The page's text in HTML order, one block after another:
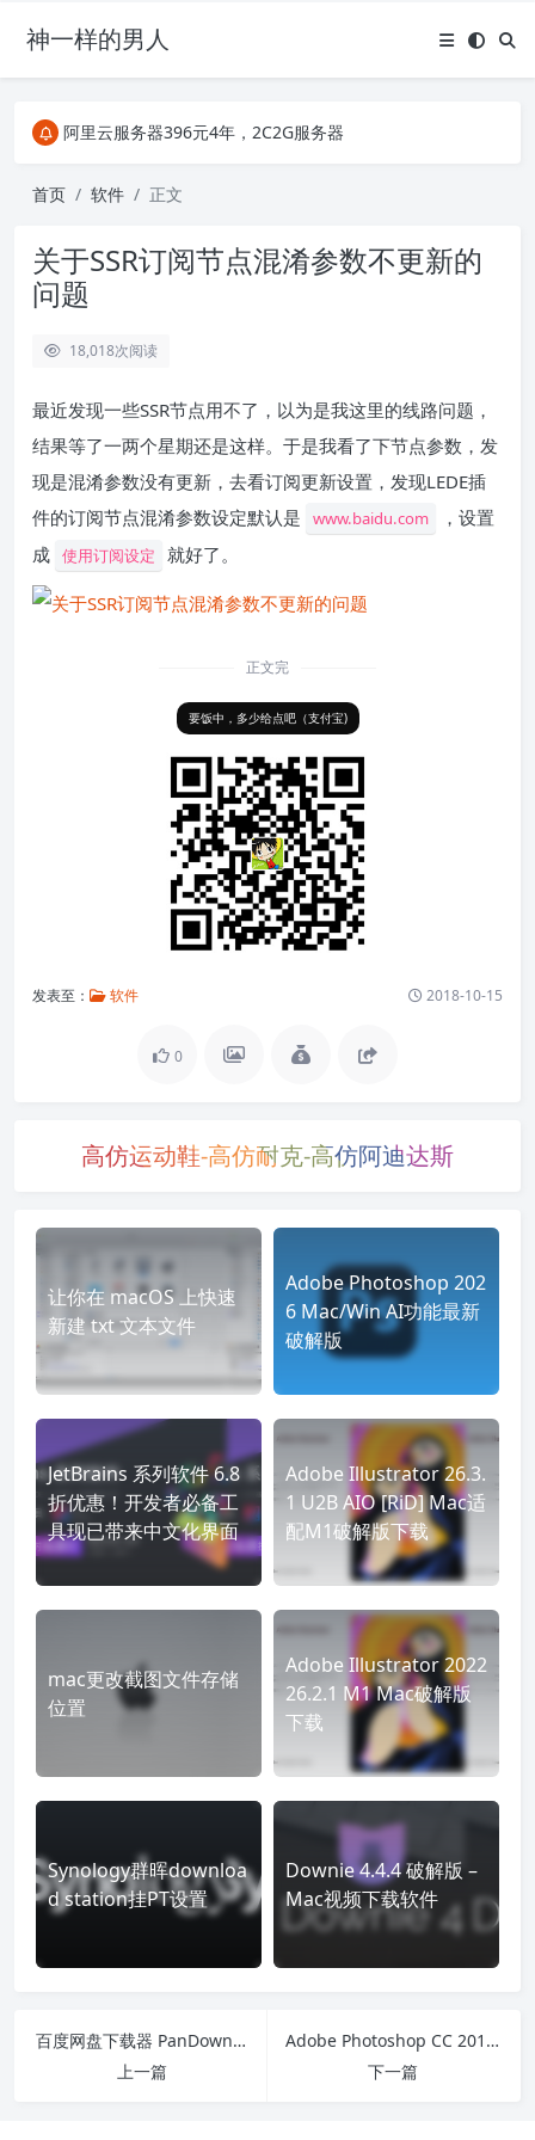
神一样的男人
阿里云服务器396元4年，2C2G服务器
关注Telegram频道有新消息第一时间推送
阿里云服务器396元4年，2C2G服务器
首页 软件 正文
关于SSR订阅节点混淆参数不更新的
问题
18,018次阅读
最近发现一些SSR节点用不了，以为是我这里的线路问题，
结果等了一两个星期还是这样。于是我看了下节点参数，发
现是混淆参数没有更新，去看订阅更新设置，发现LEDE插
件的订阅节点混淆参数设定默认是
www.baidu.com
，设置
成 使用订阅设定 就好了。
正文完
要饭中，多少给点吧（支付宝)
发表至： 软件 2018-10-15
0
高仿运动鞋-高仿耐克-高仿阿迪达斯
让你在 macOS 上快速
新建 txt 文本文件
Adobe Photoshop 202
6 Mac/Win AI功能最新
破解版
JetBrains 系列软件 6.8
折优惠！开发者必备工
具现已带来中文化界面
Adobe Illustrator 26.3.
1 U2B AIO [RiD] Mac适
配M1破解版下载
mac更改截图文件存储
位置
Adobe Illustrator 2022
26.2.1 M1 Mac破解版
下载
Synology群晖downloa
d station挂PT设置
Downie 4.4.4 破解版 –
Mac视频下载软件
百度网盘下载器 PanDownload v2.0
上一篇
Adobe Photoshop CC 2019 v20.0 Windows破解工具
下一篇